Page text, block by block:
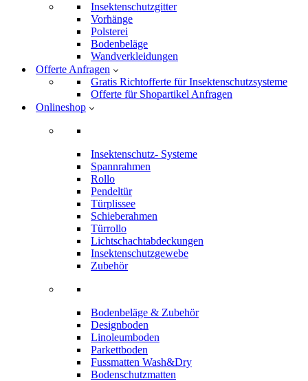
Insektenschutzgitter
Vorhänge
Polsterei
Bodenbeläge
Wandverkleidungen
Offerte Anfragen
Gratis Richtofferte für Insektenschutzsysteme
Offerte für Shopartikel Anfragen
Onlineshop
Insektenschutz- Systeme
Spannrahmen
Rollo
Pendeltür
Türplissee
Schieberahmen
Türrollo
Lichtschachtabdeckungen
Insektenschutzgewebe
Zubehör
Bodenbeläge & Zubehör
Designboden
Linoleumboden
Parkettboden
Fussmatten Wash&Dry
Bodenschutzmatten